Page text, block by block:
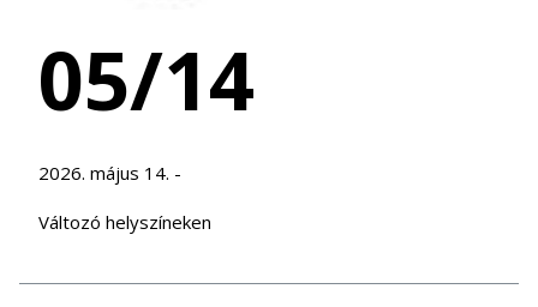
05/14
2026. május 14. -
Változó helyszíneken